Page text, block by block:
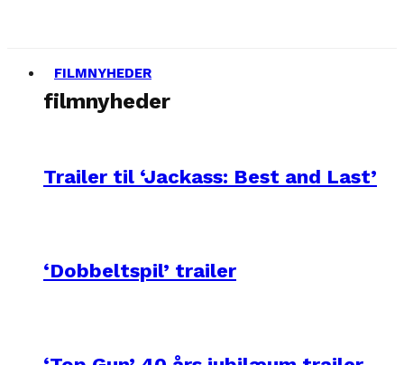
FILMNYHEDER
filmnyheder
Trailer til ‘Jackass: Best and Last’
‘Dobbeltspil’ trailer